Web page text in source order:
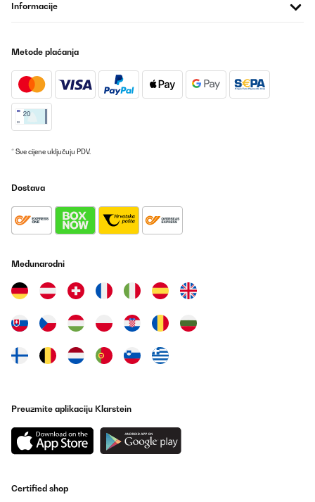
Informacije
Metode plaćanja
* Sve cijene uključuju PDV.
Dostava
Međunarodni
Preuzmite aplikaciju Klarstein
Certified shop